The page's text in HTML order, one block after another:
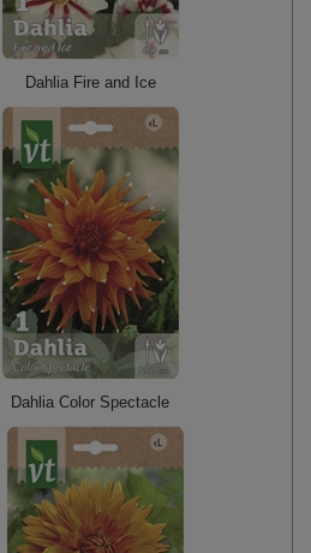
Dahlia Fire and Ice
Dahlia Color Spectacle